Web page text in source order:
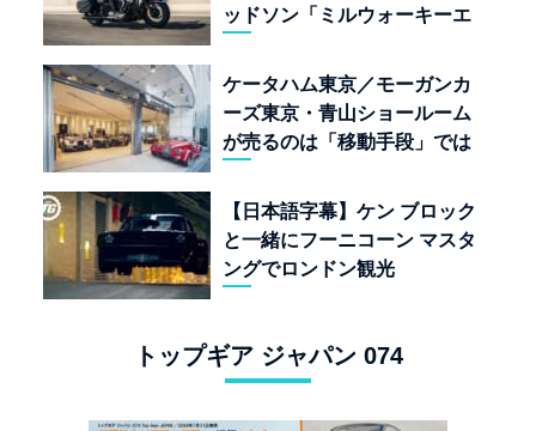
ッドソン「ミルウォーキーエ
ケータハム東京／モーガンカ
ーズ東京・青山ショールーム
が売るのは「移動手段」では
【日本語字幕】ケン ブロック
と一緒にフーニコーン マスタ
ングでロンドン観光
トップギア ジャパン 074